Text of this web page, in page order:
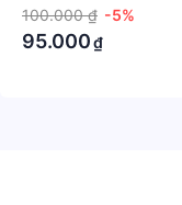
100.000 ₫ -5%
95.000₫